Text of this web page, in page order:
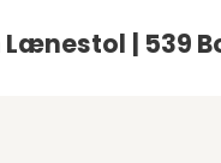
Lænestol | 539